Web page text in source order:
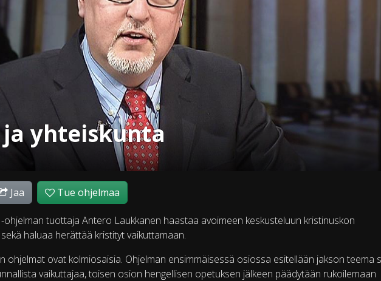
ja yhteiskunta
Jaa Tue ohjelmaa
ohjelman tuottaja Antero Laukkanen haastaa avoimeen keskusteluun kristinuskon
haluaa herättää kristityt vaikuttamaan.
ohjelmat ovat kolmiosaisia. Ohjelman ensimmäisessä osiossa esitellään jakson teema
vaikuttajaa, toisen osion hengellisen opetuksen jälkeen päädytään rukoilemaan